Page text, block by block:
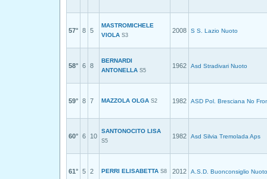
57° 8 5
MASTROMICHELE
VIOLA S3
2008 S S. Lazio Nuoto
58° 6 8
BERNARDI
ANTONELLA S5
1962 Asd Stradivari Nuoto
59° 8 7 MAZZOLA OLGA S2 1982 ASD Pol. Bresciana No
60° 6 10
SANTONOCITO LISA
S5
1982 Asd Silvia Tremolada Aps
61° 5 2 PERRI ELISABETTA S8 2012 A.S.D. Buonconsiglio Nuoto